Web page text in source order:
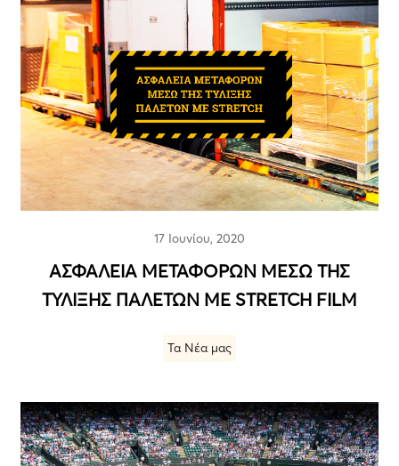
17 Ιουνίου, 2020
ΑΣΦΑΛΕΙΑ ΜΕΤΑΦΟΡΩΝ ΜΕΣΩ ΤΗΣ
ΤΥΛΙΞΗΣ ΠΑΛΕΤΩΝ ΜΕ STRETCH FILM
Τα Νέα μας